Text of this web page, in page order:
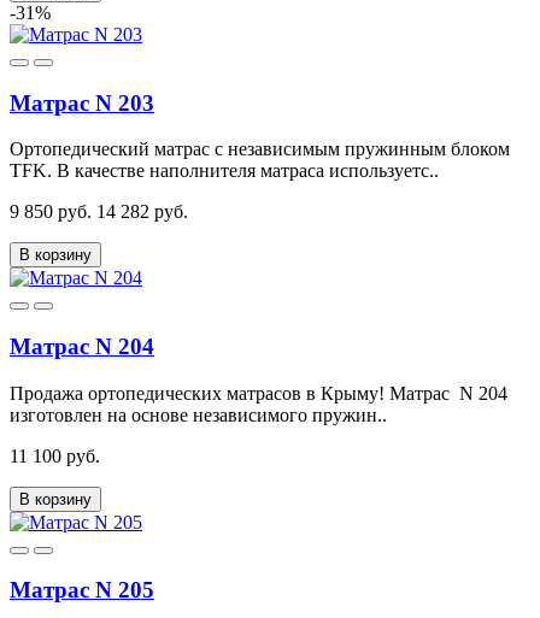
-31%
Матрас N 203
Ортопедический матрас с независимым пружинным блоком
TFK. В качестве наполнителя матраса используетс..
9 850 руб. 14 282 руб.
В корзину
Матрас N 204
Продажа ортопедических матрасов в Крыму! Матрас N 204
изготовлен на основе независимого пружин..
11 100 руб.
В корзину
Матрас N 205